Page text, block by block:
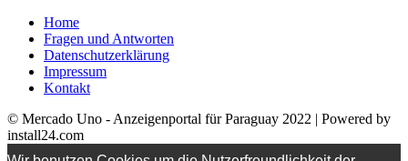
Home
Fragen und Antworten
Datenschutzerklärung
Impressum
Kontakt
© Mercado Uno - Anzeigenportal für Paraguay 2022 | Powered by
install24.com